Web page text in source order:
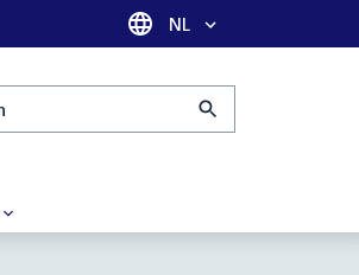
Taal selectie
NL